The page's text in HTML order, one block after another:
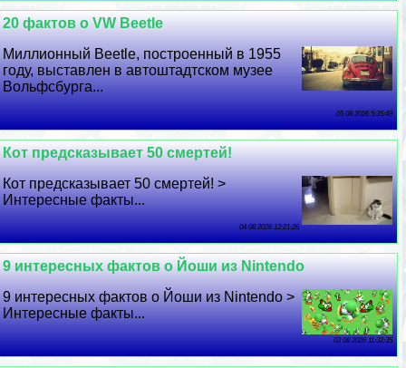
20 фактов о VW Beetle
Миллионный Beetle, построенный в 1955
году, выставлен в автоштадтском музее
Вольфсбурга...
05 08 2026 5:35:49
Кот предсказывает 50 cмepтей!
Кот предсказывает 50 cмepтей! >
Интересные факты...
04 08 2026 12:21:26
9 интересных фактов о Йоши из Nintendo
9 интересных фактов о Йоши из Nintendo >
Интересные факты...
03 08 2026 11:32:35